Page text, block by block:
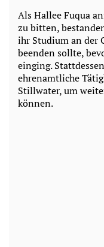
Als Hallee Fuqua
zu bitten,
ihr Studium an der
beenden sollte,
einging.
ehrenamtliche
Stillwater, um
können.